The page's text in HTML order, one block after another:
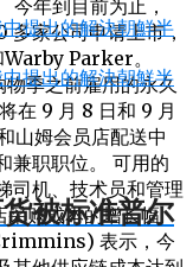
年到目前为止，
家公司申请上市，
Parker。
季之前雇用的永久
在 9 月 8 日和 9 月
山姆会员店配送中
兼职职位。 可用的
司机、技术员和管理
购成本的增长幅
表示，今
被标准普尔